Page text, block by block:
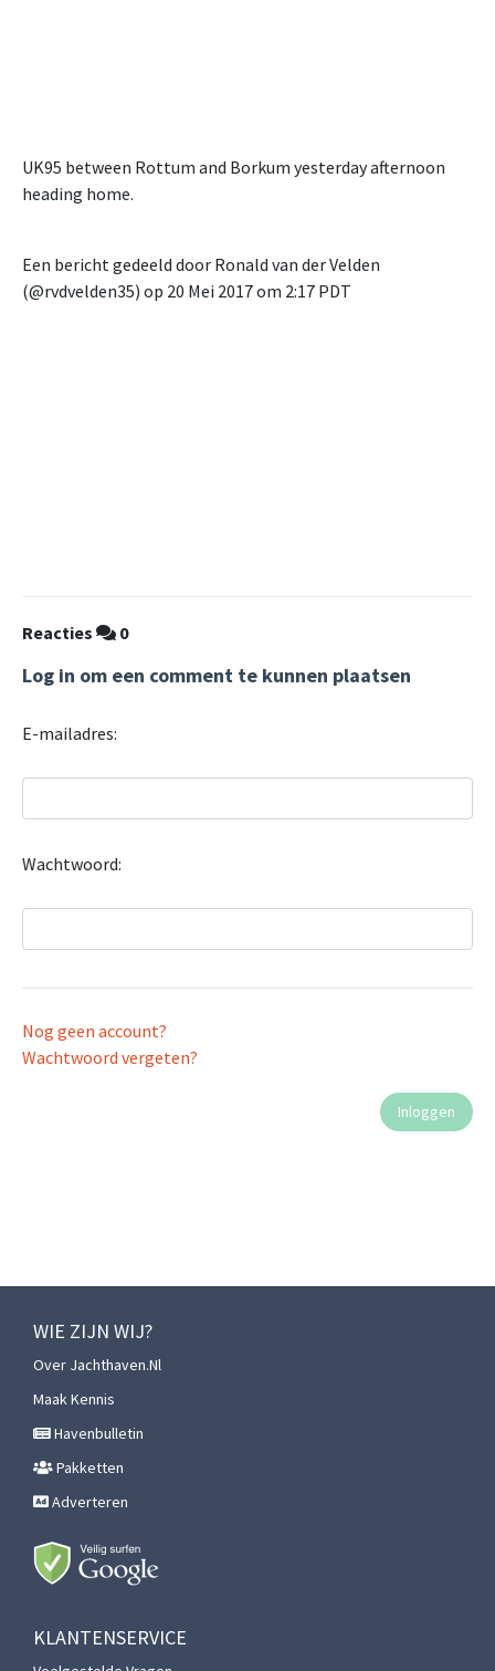
UK95 between Rottum and Borkum yesterday afternoon
heading home.
Een bericht gedeeld door Ronald van der Velden
(@rvdvelden35) op 20 Mei 2017 om 2:17 PDT
Reacties 0
Log in om een comment te kunnen plaatsen
E-mailadres:
Wachtwoord:
Nog geen account?
Wachtwoord vergeten?
WIE ZIJN WIJ?
Over Jachthaven.nl
Maak Kennis
Havenbulletin
Pakketten
Adverteren
KLANTENSERVICE